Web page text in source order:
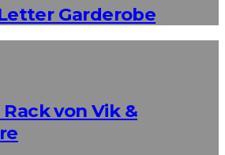
Garderobe
von Vik &